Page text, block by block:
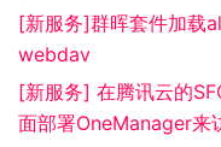
[新服务]群晖套件加载
webdav
[新服务] 在腾讯云的
面部署OneManager来